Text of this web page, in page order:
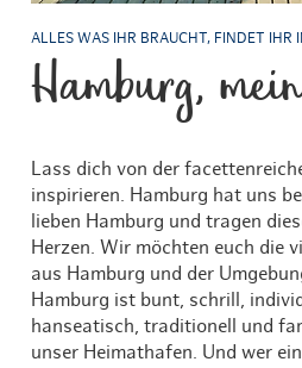
ALLES WAS IHR BRAUCHT, FINDET IHR
Hamburg,
Lass dich von der
inspirieren. Hamburg hat uns
lieben Hamburg und tragen
Herzen. Wir möchten euch die
aus Hamburg und der
Hamburg ist bunt, schrill,
hanseatisch, traditionell und
unser Heimathafen. Und wer